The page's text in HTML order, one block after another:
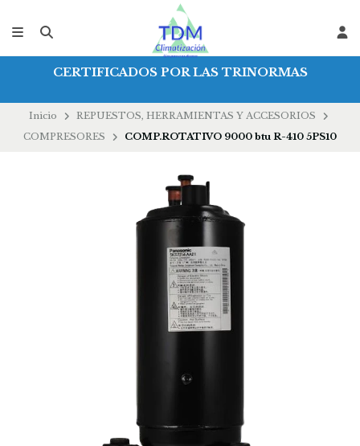
CERTIFICADOS POR LAS TRINORMAS
Inicio
REPUESTOS, HERRAMIENTAS Y ACCESORIOS
COMPRESORES
COMP.ROTATIVO 9000 btu R-410 5PS10